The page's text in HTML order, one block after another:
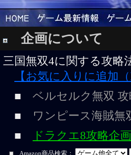
企画について
三国無双4に関する攻略
【お気に入りに追加（
■ ベルセルク無双 攻
■
ワンピース海賊無
■
ドラクエ8攻略企
Amazon商品検索：